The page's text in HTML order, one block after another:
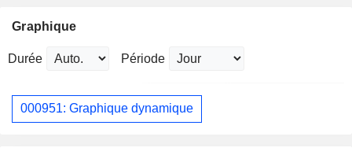
Graphique
Durée Période
000951: Graphique dynamique